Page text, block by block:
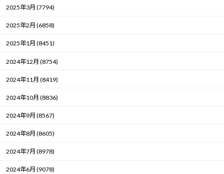
2025年3月 (7794)
2025年2月 (6858)
2025年1月 (8451)
2024年12月 (8754)
2024年11月 (8419)
2024年10月 (8836)
2024年9月 (8567)
2024年8月 (8605)
2024年7月 (8978)
2024年6月 (9078)